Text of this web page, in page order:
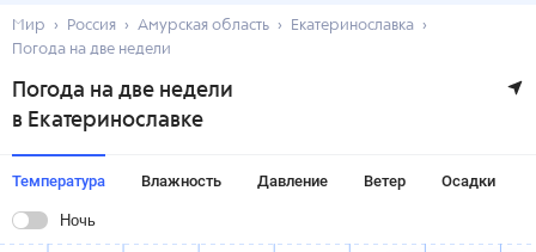
Мир Россия Амурская область
Екатеринославка
Погода на две недели
Погода на две недели
в Екатеринославке
Температура Влажность Давление Ветер Осадки
Ночь